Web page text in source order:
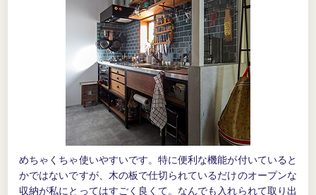
めちゃくちゃ使いやすいです。特に便利な機能が付いていると
かではないですが、木の板で仕切られているだけのオープンな
収納が私にとってはすごく良くて。なんでも入れられて取り出